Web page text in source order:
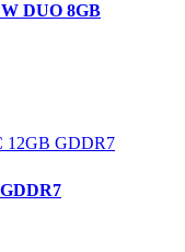
DUO 8GB